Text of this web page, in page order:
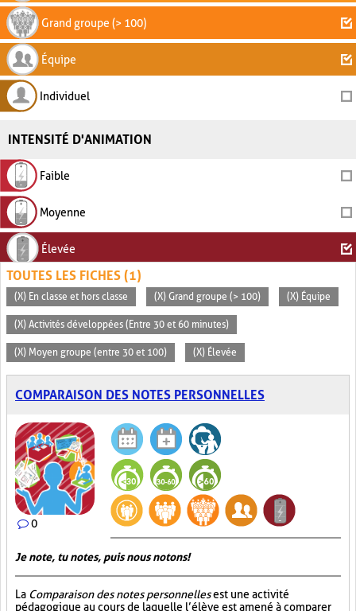
Grand groupe (> 100)
Équipe
Individuel
INTENSITÉ D'ANIMATION
Faible
Moyenne
Élevée
TOUTES LES FICHES (1)
(X) En classe et hors classe (X) Grand groupe (> 100) (X) Équipe
(X) Activités développées (Entre 30 et 60 minutes)
(X) Moyen groupe (entre 30 et 100) (X) Élevée
COMPARAISON DES NOTES PERSONNELLES
0
Je note, tu notes, puis nous notons!
La Comparaison des notes personnellesest une activité
pédagogique au cours de laquelle l’élève est amené à comparer